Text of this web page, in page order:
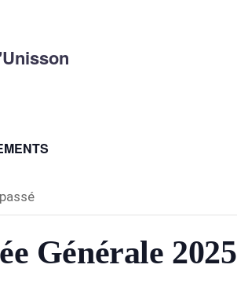
Générale 2025